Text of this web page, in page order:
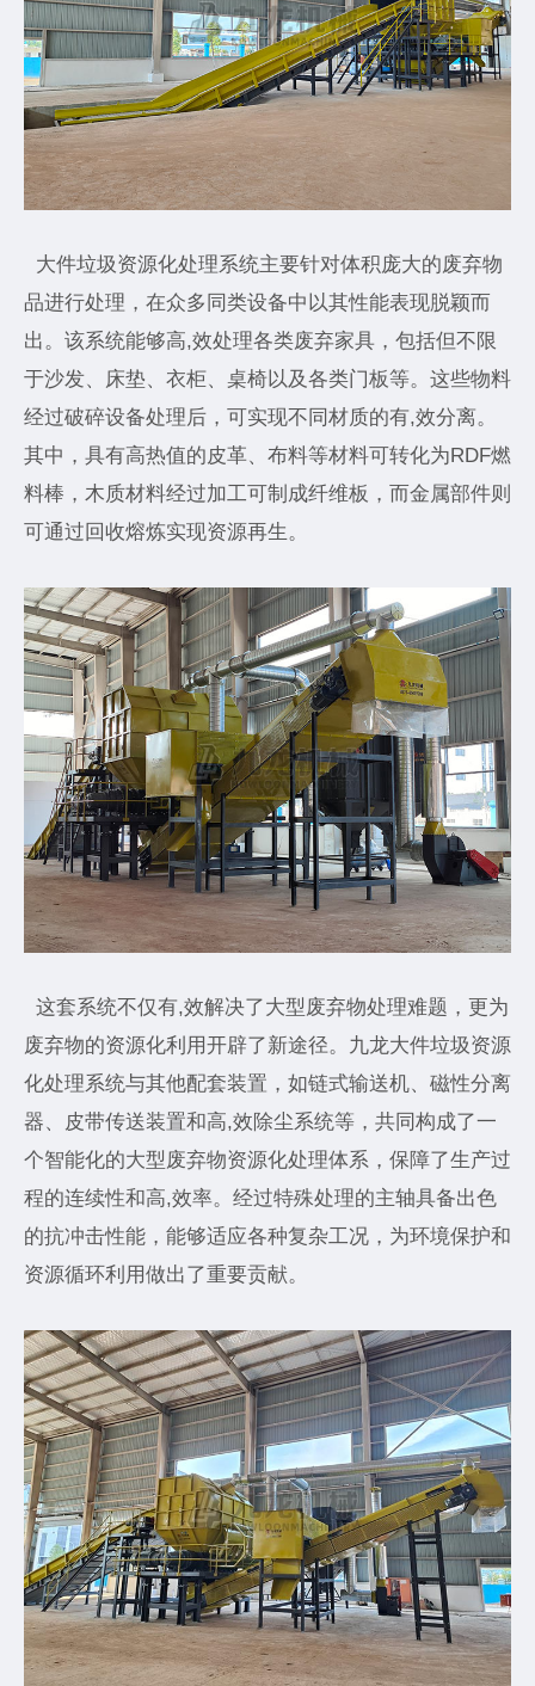
大件垃圾资源化处理系统主要针对体积庞大的废弃物
品进行处理，在众多同类设备中以其性能表现脱颖而
出。该系统能够高,效处理各类废弃家具，包括但不限
于沙发、床垫、衣柜、桌椅以及各类门板等。这些物料
经过破碎设备处理后，可实现不同材质的有,效分离。
其中，具有高热值的皮革、布料等材料可转化为RDF燃
料棒，木质材料经过加工可制成纤维板，而金属部件则
可通过回收熔炼实现资源再生。
这套系统不仅有,效解决了大型废弃物处理难题，更为
废弃物的资源化利用开辟了新途径。九龙大件垃圾资源
化处理系统与其他配套装置，如链式输送机、磁性分离
器、皮带传送装置和高,效除尘系统等，共同构成了一
个智能化的大型废弃物资源化处理体系，保障了生产过
程的连续性和高,效率。经过特殊处理的主轴具备出色
的抗冲击性能，能够适应各种复杂工况，为环境保护和
资源循环利用做出了重要贡献。